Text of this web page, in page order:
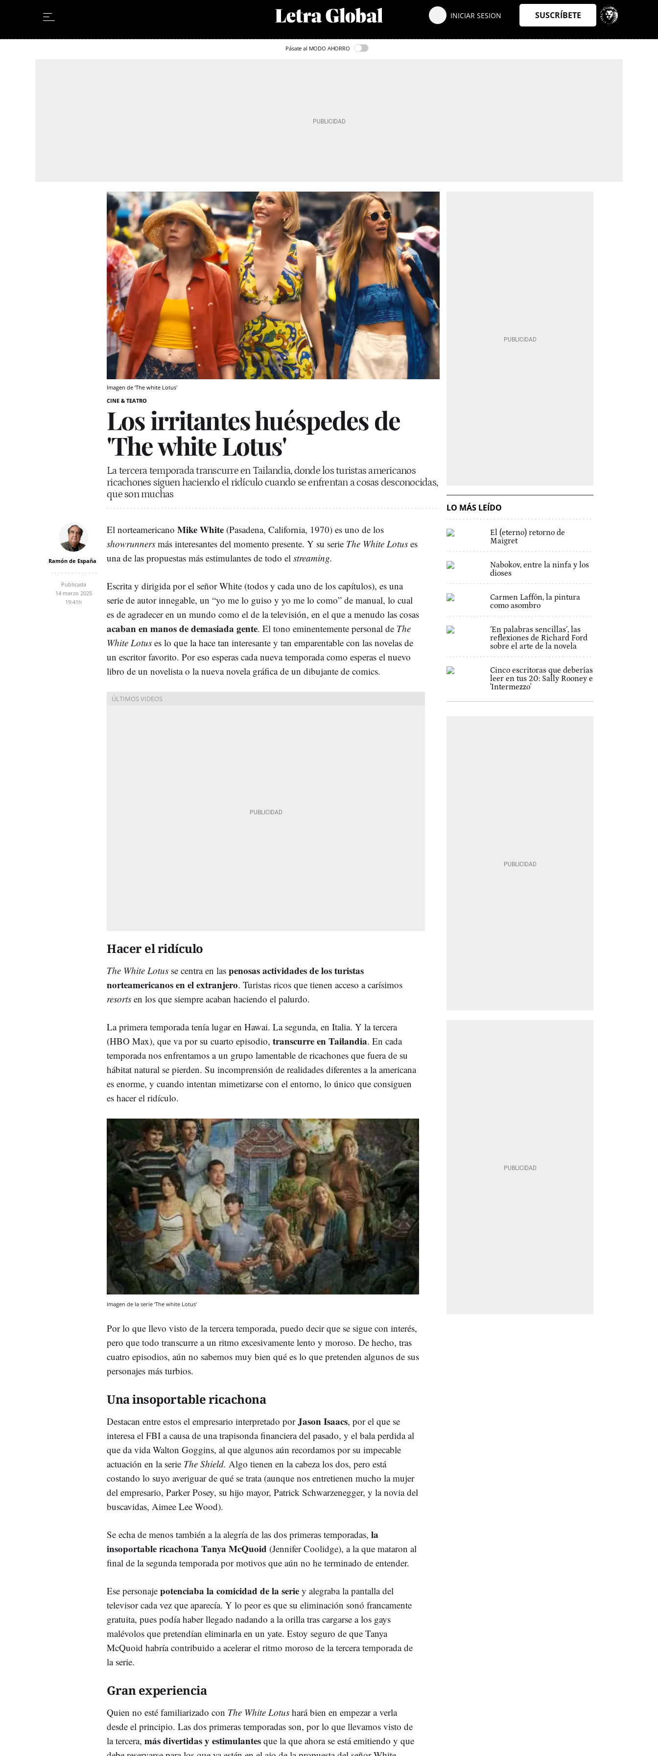
Pásate al MODO AHORRO
Imagen de ‘The white Lotus'
CINE & TEATRO
Los irritantes huéspedes de
'The white Lotus'
La tercera temporada transcurre en Tailandia, donde los turistas americanos
ricachones siguen haciendo el ridículo cuando se enfrentan a cosas desconocidas,
que son muchas
Ramón de España
Publicada
14 marzo 2025
19:41h
El norteamericano Mike White (Pasadena, California, 1970) es uno de los
showrunners más interesantes del momento presente. Y su serie The White Lotus es
una de las propuestas más estimulantes de todo el streaming.
Escrita y dirigida por el señor White (todos y cada uno de los capítulos), es una
serie de autor innegable, un “yo me lo guiso y yo me lo como” de manual, lo cual
es de agradecer en un mundo como el de la televisión, en el que a menudo las cosas
acaban en manos de demasiada gente. El tono eminentemente personal de The
White Lotus es lo que la hace tan interesante y tan emparentable con las novelas de
un escritor favorito. Por eso esperas cada nueva temporada como esperas el nuevo
libro de un novelista o la nueva novela gráfica de un dibujante de comics.
Hacer el ridículo
The White Lotus se centra en las penosas actividades de los turistas
norteamericanos en el extranjero. Turistas ricos que tienen acceso a carísimos
resorts en los que siempre acaban haciendo el palurdo.
La primera temporada tenía lugar en Hawai. La segunda, en Italia. Y la tercera
(HBO Max), que va por su cuarto episodio, transcurre en Tailandia. En cada
temporada nos enfrentamos a un grupo lamentable de ricachones que fuera de su
hábitat natural se pierden. Su incomprensión de realidades diferentes a la americana
es enorme, y cuando intentan mimetizarse con el entorno, lo único que consiguen
es hacer el ridículo.
Imagen de la serie ‘The white Lotus'
Por lo que llevo visto de la tercera temporada, puedo decir que se sigue con interés,
pero que todo transcurre a un ritmo excesivamente lento y moroso. De hecho, tras
cuatro episodios, aún no sabemos muy bien qué es lo que pretenden algunos de sus
personajes más turbios.
Una insoportable ricachona
Destacan entre estos el empresario interpretado porJason Isaacs, por el que se
interesa el FBI a causa de una trapisonda financiera del pasado, y el bala perdida al
que da vida Walton Goggins, al que algunos aún recordamos por su impecable
actuación en la serie The Shield. Algo tienen en la cabeza los dos, pero está
costando lo suyo averiguar de qué se trata (aunque nos entretienen mucho la mujer
del empresario, Parker Posey, su hijo mayor, Patrick Schwarzenegger, y la novia del
buscavidas, Aimee Lee Wood).
Se echa de menos también a la alegría de las dos primeras temporadas, la
insoportable ricachona Tanya McQuoid (Jennifer Coolidge), a la que mataron al
final de la segunda temporada por motivos que aún no he terminado de entender.
Ese personaje potenciaba la comicidad de la serie y alegraba la pantalla del
televisor cada vez que aparecía. Y lo peor es que su eliminación sonó francamente
gratuita, pues podía haber llegado nadando a la orilla tras cargarse a los gays
malévolos que pretendían eliminarla en un yate. Estoy seguro de que Tanya
McQuoid habría contribuido a acelerar el ritmo moroso de la tercera temporada de
la serie.
Gran experiencia
Quien no esté familiarizado con The White Lotus hará bien en empezar a verla
desde el principio. Las dos primeras temporadas son, por lo que llevamos visto de
la tercera, más divertidas y estimulantes que la que ahora se está emitiendo y que
LO MÁS LEÍDO
El (eterno) retorno de
Maigret
Nabokov, entre la ninfa y los
dioses
Carmen Laffón, la pintura
como asombro
´En palabras sencillas´, las
reflexiones de Richard Ford
sobre el arte de la novela
Cinco escritoras que deberías
leer en tus 20: Sally Rooney e
'Intermezzo'